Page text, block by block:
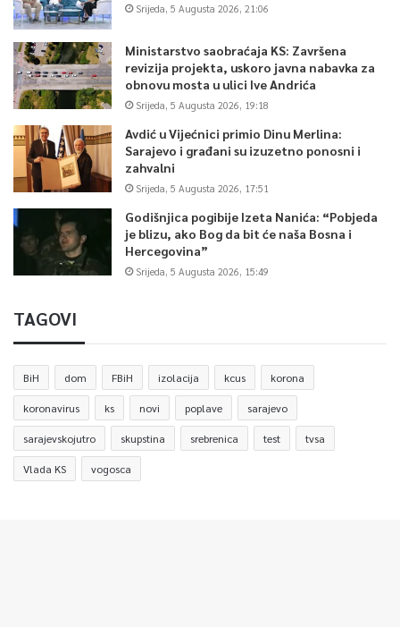
Srijeda, 5 Augusta 2026, 21:06
Ministarstvo saobraćaja KS: Završena
revizija projekta, uskoro javna nabavka za
obnovu mosta u ulici Ive Andrića
Srijeda, 5 Augusta 2026, 19:18
Avdić u Vijećnici primio Dinu Merlina:
Sarajevo i građani su izuzetno ponosni i
zahvalni
Srijeda, 5 Augusta 2026, 17:51
Godišnjica pogibije Izeta Nanića: “Pobjeda
je blizu, ako Bog da bit će naša Bosna i
Hercegovina”
Srijeda, 5 Augusta 2026, 15:49
TAGOVI
BiH dom FBiH izolacija kcus korona
koronavirus ks novi poplave sarajevo
sarajevskojutro skupstina srebrenica test tvsa
Vlada KS vogosca